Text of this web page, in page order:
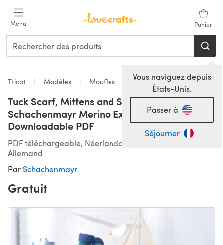
Menu Panier
Vous naviguez depuis
États-Unis.
Passer à
Séjourner
Tricot Modèles Moufles
Tuck Scarf, Mittens and Socks "Shark" in
Schachenmayr Merino Extrafine 120 - 6734 -
Downloadable PDF
PDF téléchargeable, Néerlandais, Anglais, Français,
Allemand
Par Schachenmayr
Gratuit